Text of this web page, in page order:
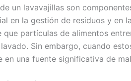
un lavavajillas son
en la gestión de residuos y en
que partículas de alimentos
Sin embargo, cuando
en una fuente significativa de